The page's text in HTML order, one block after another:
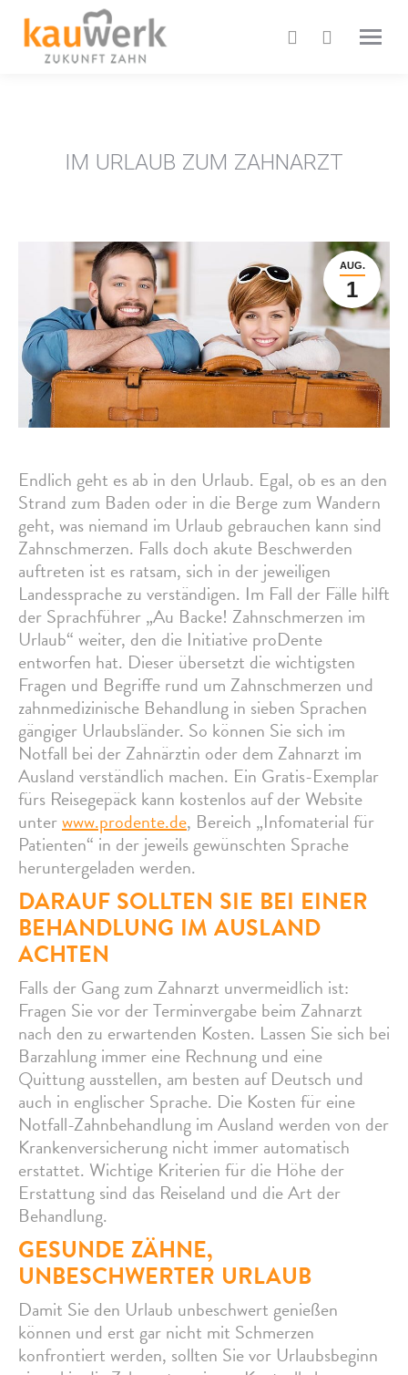
IM URLAUB ZUM ZAHNARZT
AUG.
1
Endlich geht es ab in den Urlaub. Egal, ob es an den
Strand zum Baden oder in die Berge zum Wandern
geht, was niemand im Urlaub gebrauchen kann sind
Zahnschmerzen. Falls doch akute Beschwerden
auftreten ist es ratsam, sich in der jeweiligen
Landessprache zu verständigen. Im Fall der Fälle hilft
der Sprachführer „Au Backe! Zahnschmerzen im
Urlaub“ weiter, den die Initiative proDente
entworfen hat. Dieser übersetzt die wichtigsten
Fragen und Begriffe rund um Zahnschmerzen und
zahnmedizinische Behandlung in sieben Sprachen
gängiger Urlaubsländer. So können Sie sich im
Notfall bei der Zahnärztin oder dem Zahnarzt im
Ausland verständlich machen. Ein Gratis-Exemplar
fürs Reisegepäck kann kostenlos auf der Website
unterwww.prodente.de, Bereich „Infomaterial für
Patienten“ in der jeweils gewünschten Sprache
heruntergeladen werden.
DARAUF SOLLTEN SIE BEI EINER
BEHANDLUNG IM AUSLAND
ACHTEN
Falls der Gang zum Zahnarzt unvermeidlich ist:
Fragen Sie vor der Terminvergabe beim Zahnarzt
nach den zu erwartenden Kosten. Lassen Sie sich bei
Barzahlung immer eine Rechnung und eine
Quittung ausstellen, am besten auf Deutsch und
auch in englischer Sprache. Die Kosten für eine
Notfall-Zahnbehandlung im Ausland werden von der
Krankenversicherung nicht immer automatisch
erstattet. Wichtige Kriterien für die Höhe der
Erstattung sind das Reiseland und die Art der
Behandlung.
GESUNDE ZÄHNE,
UNBESCHWERTER URLAUB
Damit Sie den Urlaub unbeschwert genießen
können und erst gar nicht mit Schmerzen
konfrontiert werden, sollten Sie vor Urlaubsbeginn